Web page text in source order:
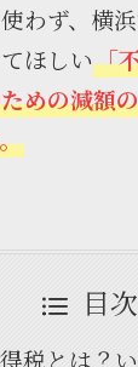
わず、横
ほしい「
めの減額
目次
税とは？